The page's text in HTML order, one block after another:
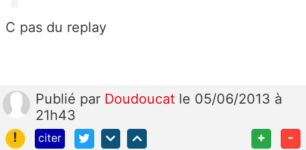
C pas du replay
Publié par Doudoucat le 05/06/2013 à
21h43
!
citer + -